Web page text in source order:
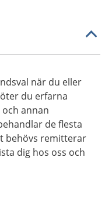
när du eller
du erfarna
annan
de flesta
behövs remitterar
dig hos oss och